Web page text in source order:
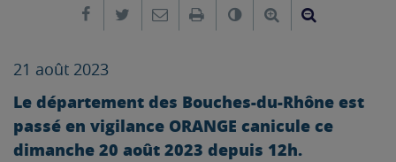
Partager sur Facebook
Partager sur Twitter
Envoyer par e-mail
ImprimerChanger leAgrandir le
21 août 2023
Le département des Bouches-du-Rhône est
passé en vigilance ORANGE canicule ce
dimanche 20 août 2023 depuis 12h.